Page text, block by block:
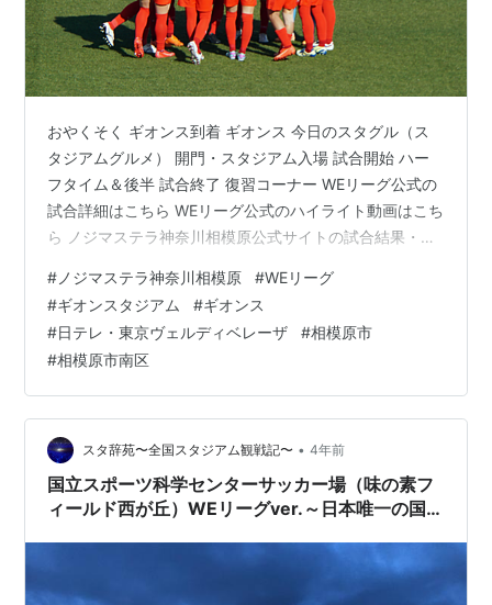
おやくそく ギオンス到着 ギオンス 今日のスタグル（ス
タジアムグルメ） 開門・スタジアム入場 試合開始 ハー
フタイム＆後半 試合終了 復習コーナー WEリーグ公式の
試合詳細はこちら WEリーグ公式のハイライト動画はこち
ら ノジマステラ神奈川相模原公式サイトの試合結果・監
オンス到着 10時半頃に到着して、今日も無事に、スタジ
アム前の第5駐車場にとめることができました。 ギオン
スタジアムの駐車場案内はこちら 駐車場にあるカワヅザ
クラがきれいでした。 南寄りの方から順に花が咲いて葉
桜になっていくんですねぇ。 現在の時刻は10時40分で
す。 微妙な…
# ノジマステラ神奈川相模原 #WEリーグ
#ギオンスタジアム #ギオンス
#日テレ・東京ヴェルディベレーザ #相模原市
#相模原市南区
スタ辞苑〜全国スタジアム観戦記〜 • 4年前
国立スポーツ科学センターサッカー場（味の素フ
ィールド西が丘）WEリーグver.～日本唯一の国立